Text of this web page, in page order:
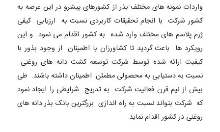
واردات نمونه های مختلف بذر از کشورهای پیشرو در این عرصه به
کشور شرکت با انجام تحقیقات کاربردی نسبت به ارزیابی کیفی
ژرم پلاسم های مختلف وارد شده به کشور اقدام می نمود و این
رویکرد ها باعث گردید تا کشاورزان با اطمینان از وجود بذور با
کیفیت ارائه شده توسط شرکت توسعه کشت دانه های روغنی
نسبت به دستیابی به محصولی مطمئن اطمینان داشته باشند. طی
بیش از نیم قرن فعالیت شرکت به تدریج شرایطی را ایجاد نمود
که شرکت بتواند نسبت به راه اندازی بزرگترین بانک بذر دانه های
روغنی در کشور اقدام نماید.